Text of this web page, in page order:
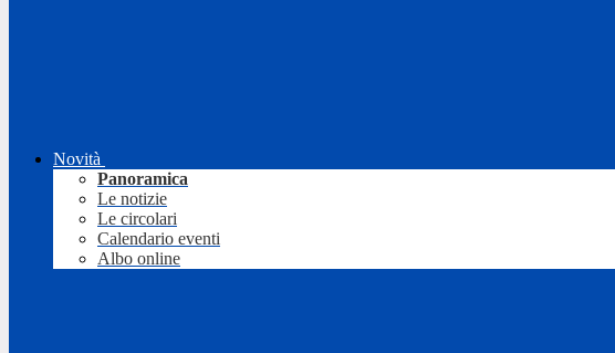
Novità
Panoramica
Le notizie
Le circolari
Calendario eventi
Albo online